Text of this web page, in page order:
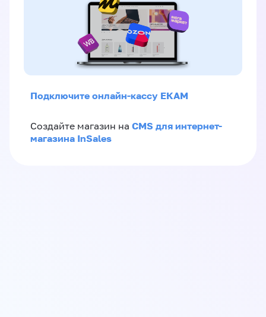
Подключите онлайн-кассу ЕКАМ
Создайте магазин на CMS для интернет-
магазина InSales